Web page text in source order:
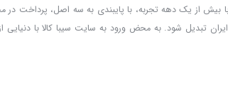
تبدیل شود. به محض ورود به سایت سیبا کالا با